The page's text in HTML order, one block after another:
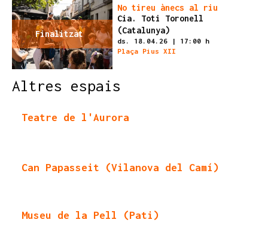
Finalitzat
No tireu ànecs al riu
Cia. Toti Toronell
(Catalunya)
ds. 18.04.26 | 17:00 h
Plaça Pius XII
Altres espais
Teatre de l'Aurora
Can Papasseit (Vilanova del Camí)
Museu de la Pell (Pati)